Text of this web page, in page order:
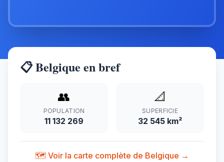
📋 Belgique en bref
👥
POPULATION
11 132 269
📐
SUPERFICIE
32 545 km²
🗺️ Voir la carte complète de Belgique →